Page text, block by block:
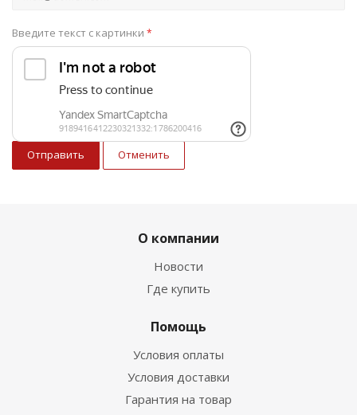
Введите текст с картинки *
Отменить
О компании
Новости
Где купить
Помощь
Условия оплаты
Условия доставки
Гарантия на товар